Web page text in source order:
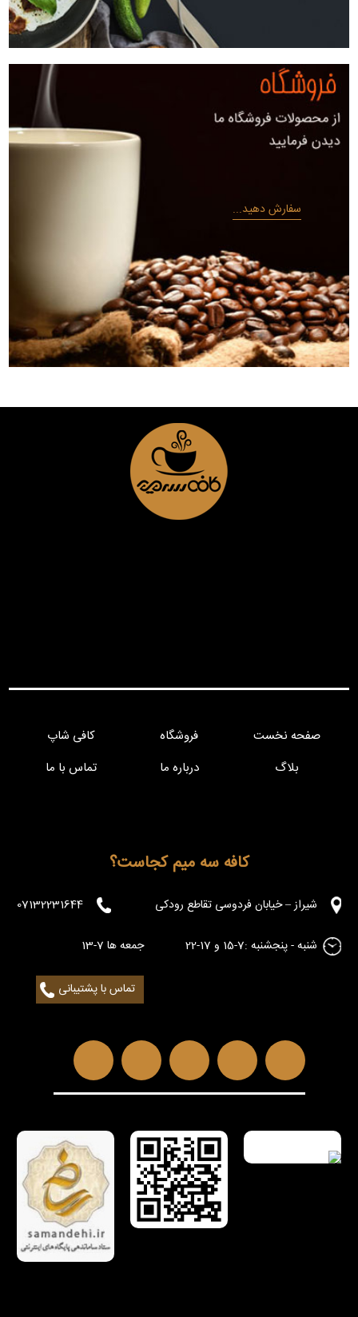
تماس با پشتیبانی
سفارش دهید...
صفحه نخست فروشگاه
کافی شاپ
بلاگ
درباره ما تماس با ما
کافه سه میم کجاست؟
شیراز – خیابان فردوسی تقاطع رودکی 07132231644
شنبه - پنجشنبه :7-15 و 17-22 جمعه ها 7-13